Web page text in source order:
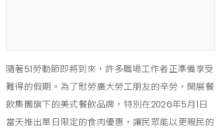
隨著51勞動節即將到來，許多職場工作者正準備享受
難得的假期。為了慰勞廣大勞工朋友的辛勞，開展餐
飲集團旗下的美式餐飲品牌，特別在2026年5月1日
當天推出單日限定的食肉優惠，讓民眾能以更親民的